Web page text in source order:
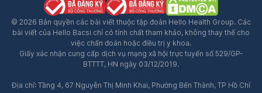
© 2026 Bản quyền các bài viết thuộc tập đoàn Hello Health Group. Các
bài viết của Hello Bacsi chỉ có tính chất tham khảo, không thay thế cho
việc chẩn đoán hoặc điều trị y khoa.
Giấy xác nhận cung cấp dịch vụ mạng xã hội trực tuyến số 529/GP-
BTTTT, HN ngày 03/12/2019.
Địa chỉ: Tầng 4, 67 Nguyễn Thị Minh Khai, Phường Bến Thành, TP Hồ Chí